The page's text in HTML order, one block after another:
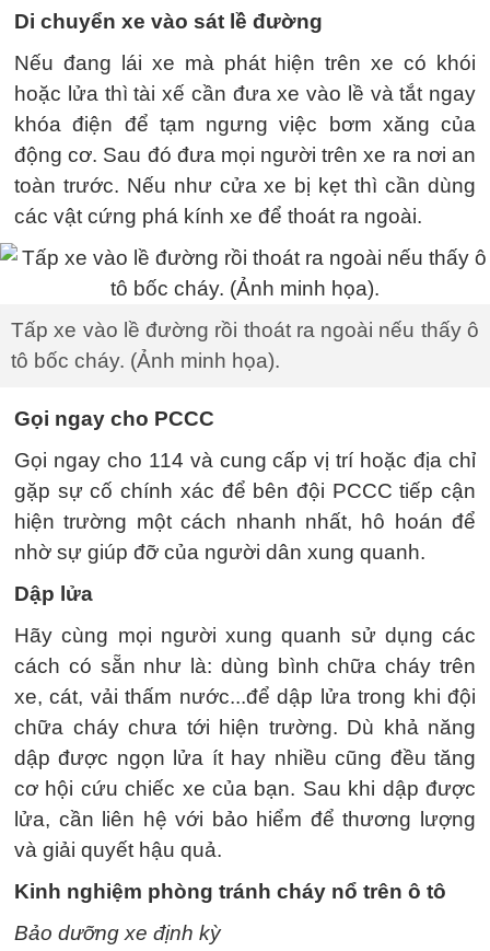
Di chuyển xe vào sát lề đường
Nếu đang lái xe mà phát hiện trên xe có khói
hoặc lửa thì tài xế cần đưa xe vào lề và tắt ngay
khóa điện để tạm ngưng việc bơm xăng của
động cơ. Sau đó đưa mọi người trên xe ra nơi an
toàn trước. Nếu như cửa xe bị kẹt thì cần dùng
các vật cứng phá kính xe để thoát ra ngoài.
Tấp xe vào lề đường rồi thoát ra ngoài nếu thấy ô
tô bốc cháy. (Ảnh minh họa).
Gọi ngay cho PCCC
Gọi ngay cho 114 và cung cấp vị trí hoặc địa chỉ
gặp sự cố chính xác để bên đội PCCC tiếp cận
hiện trường một cách nhanh nhất, hô hoán để
nhờ sự giúp đỡ của người dân xung quanh.
Dập lửa
Hãy cùng mọi người xung quanh sử dụng các
cách có sẵn như là: dùng bình chữa cháy trên
xe, cát, vải thấm nước...để dập lửa trong khi đội
chữa cháy chưa tới hiện trường. Dù khả năng
dập được ngọn lửa ít hay nhiều cũng đều tăng
cơ hội cứu chiếc xe của bạn. Sau khi dập được
lửa, cần liên hệ với bảo hiểm để thương lượng
và giải quyết hậu quả.
Kinh nghiệm phòng tránh cháy nổ trên ô tô
Bảo dưỡng xe định kỳ